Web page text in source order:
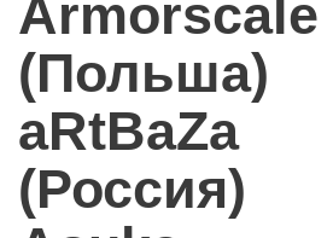
Armorscale
(Польша)
aRtBaZa
(Россия)